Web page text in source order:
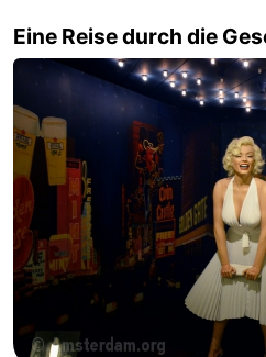
Diamante
im
Zentrum
Gärten
Parks
Stadtviertel
Umgebung
-
Nordholland
-
Südholland
Praktisch
Forum
Eine Reise durch die